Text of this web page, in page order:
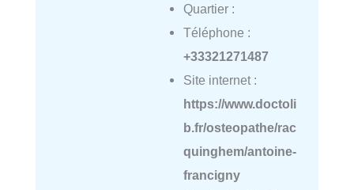
Quartier :
Téléphone :
+33321271487
Site internet :
https://www.doctoli
b.fr/osteopathe/rac
quinghem/antoine-
francigny